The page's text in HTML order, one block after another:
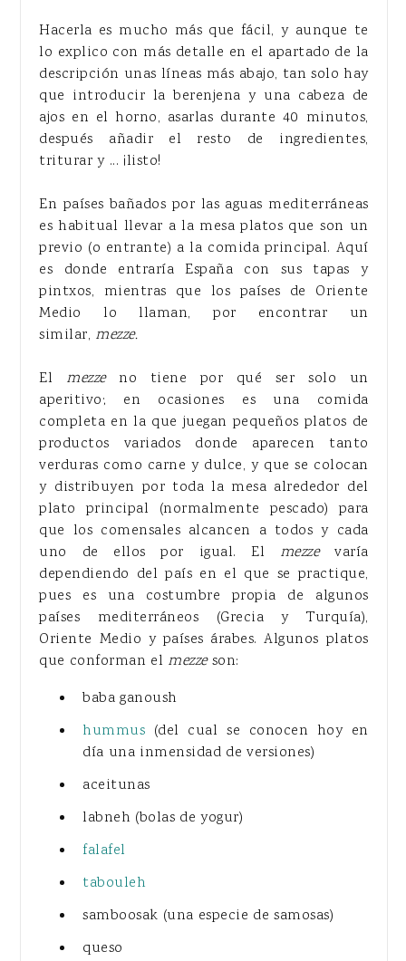
Hacerla es mucho más que fácil, y aunque te
lo explico con más detalle en el apartado de la
descripción unas líneas más abajo, tan solo hay
que introducir la berenjena y una cabeza de
ajos en el horno, asarlas durante 40 minutos,
después añadir el resto de ingredientes,
triturar y ... ¡listo!
En países bañados por las aguas mediterráneas
es habitual llevar a la mesa platos que son un
previo (o entrante) a la comida principal. Aquí
es donde entraría España con sus tapas y
pintxos, mientras que los países de Oriente
Medio lo llaman, por encontrar un
similar, mezze.
El mezzeno tiene por qué ser solo un
aperitivo; en ocasiones es una comida
completa en la que juegan pequeños platos de
productos variados donde aparecen tanto
verduras como carne y dulce, y que se colocan
y distribuyen por toda la mesa alrededor del
plato principal (normalmente pescado) para
que los comensales alcancen a todos y cada
uno de ellos por igual. El mezzevaría
dependiendo del país en el que se practique,
pues es una costumbre propia de algunos
países mediterráneos (Grecia y Turquía),
Oriente Medio y países árabes. Algunos platos
que conforman el mezzeson:
baba ganoush
hummus (del cual se conocen hoy en
día una inmensidad de versiones)
aceitunas
labneh (bolas de yogur)
falafel
tabouleh
samboosak (una especie de samosas)
queso